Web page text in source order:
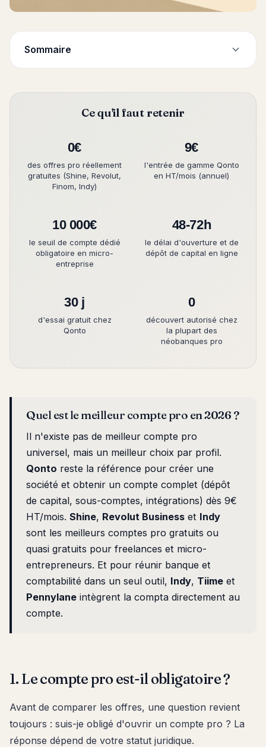
Sommaire
Ce qu'il faut retenir
0€
des offres pro réellement
gratuites (Shine, Revolut,
Finom, Indy)
9€
l'entrée de gamme Qonto
en HT/mois (annuel)
10 000€
le seuil de compte dédié
obligatoire en micro-
entreprise
48-72h
le délai d'ouverture et de
dépôt de capital en ligne
30 j
d'essai gratuit chez
Qonto
0
découvert autorisé chez
la plupart des
néobanques pro
Quel est le meilleur compte pro en 2026 ?
Il n'existe pas de meilleur compte pro
universel, mais un meilleur choix par profil.
Qonto reste la référence pour créer une
société et obtenir un compte complet (dépôt
de capital, sous-comptes, intégrations) dès 9€
HT/mois. Shine, Revolut Business et Indy
sont les meilleurs comptes pro gratuits ou
quasi gratuits pour freelances et micro-
entrepreneurs. Et pour réunir banque et
comptabilité dans un seul outil, Indy, Tiime et
Pennylane intègrent la compta directement au
compte.
1. Le compte pro est-il obligatoire ?
Avant de comparer les offres, une question revient
toujours : suis-je obligé d'ouvrir un compte pro ? La
réponse dépend de votre statut juridique.